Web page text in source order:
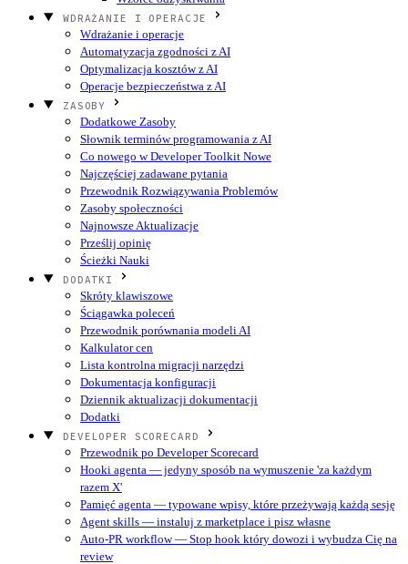
WDRAŻANIE I OPERACJE
Wdrażanie i operacje
Automatyzacja zgodności z AI
Optymalizacja kosztów z AI
Operacje bezpieczeństwa z AI
ZASOBY
Dodatkowe Zasoby
Słownik terminów programowania z AI
Co nowego w Developer Toolkit Nowe
Najczęściej zadawane pytania
Przewodnik Rozwiązywania Problemów
Zasoby społeczności
Najnowsze Aktualizacje
Prześlij opinię
Ścieżki Nauki
DODATKI
Skróty klawiszowe
Ściągawka poleceń
Przewodnik porównania modeli AI
Kalkulator cen
Lista kontrolna migracji narzędzi
Dokumentacja konfiguracji
Dziennik aktualizacji dokumentacji
Dodatki
DEVELOPER SCORECARD
Przewodnik po Developer Scorecard
Hooki agenta — jedyny sposób na wymuszenie 'za każdym
razem X'
Pamięć agenta — typowane wpisy, które przeżywają każdą sesję
Agent skills — instaluj z marketplace i pisz własne
Auto-PR workflow — Stop hook który dowozi i wybudza Cię na
review